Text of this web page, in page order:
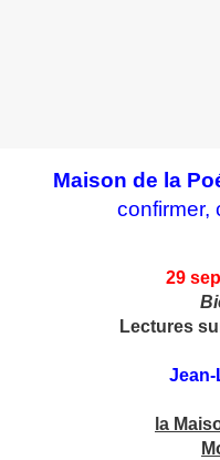
Maison de la
confirmer,
29
Lectures
la